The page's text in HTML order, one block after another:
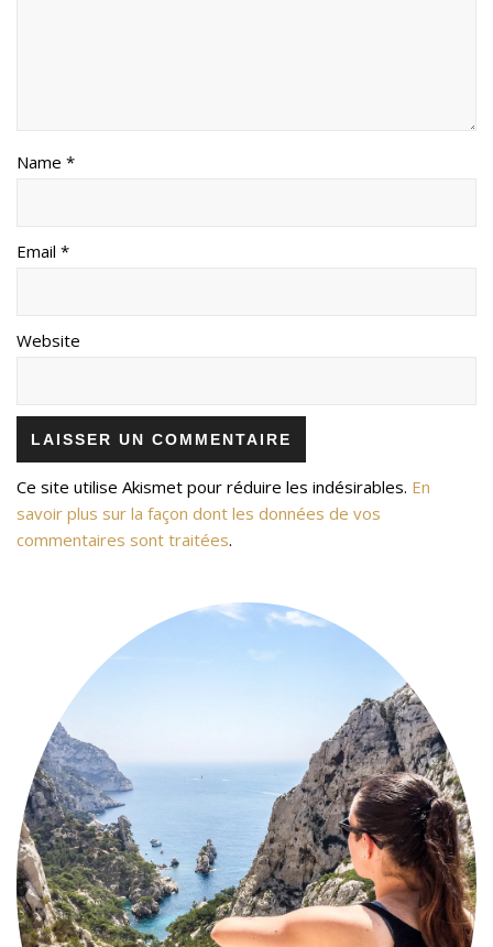
Name *
Email *
Website
Ce site utilise Akismet pour réduire les indésirables. En
savoir plus sur la façon dont les données de vos
commentaires sont traitées.